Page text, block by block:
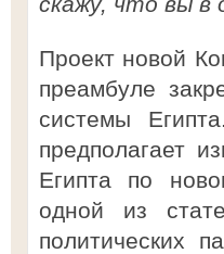
Проект новой
преамбуле
системы
предполагает
Египта по
одной из
политических